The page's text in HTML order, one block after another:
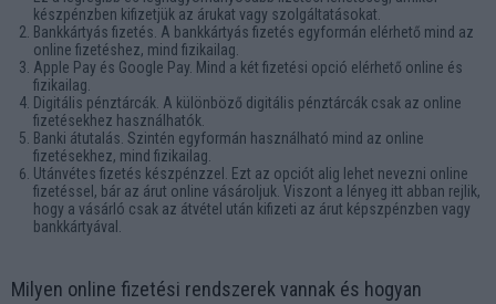
készpénzben kifizetjük az árukat vagy szolgáltatásokat.
Bankkártyás fizetés. A bankkártyás fizetés egyformán elérhető mind az
online fizetéshez, mind fizikailag.
Apple Pay és Google Pay. Mind a két fizetési opció elérhető online és
fizikailag.
Digitális pénztárcák. A különböző digitális pénztárcák csak az online
fizetésekhez használhatók.
Banki átutalás. Szintén egyformán használható mind az online
fizetésekhez, mind fizikailag.
Utánvétes fizetés készpénzzel. Ezt az opciót alig lehet nevezni online
fizetéssel, bár az árut online vásároljuk. Viszont a lényeg itt abban rejlik,
hogy a vásárló csak az átvétel után kifizeti az árut képszpénzben vagy
bankkártyával.
Milyen online fizetési rendszerek vannak és hogyan